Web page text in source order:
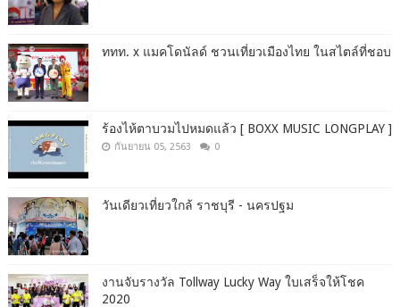
ททท. x แมคโดนัลด์ ชวนเที่ยวเมืองไทย ในสไตล์ที่ชอบ
ร้องไห้ตาบวมไปหมดแล้ว [ BOXX MUSIC LONGPLAY ]
กันยายน 05, 2563 0
วันเดียวเที่ยวใกล้ ราชบุรี - นครปฐม
งานจับรางวัล Tollway Lucky Way ใบเสร็จให้โชค
2020